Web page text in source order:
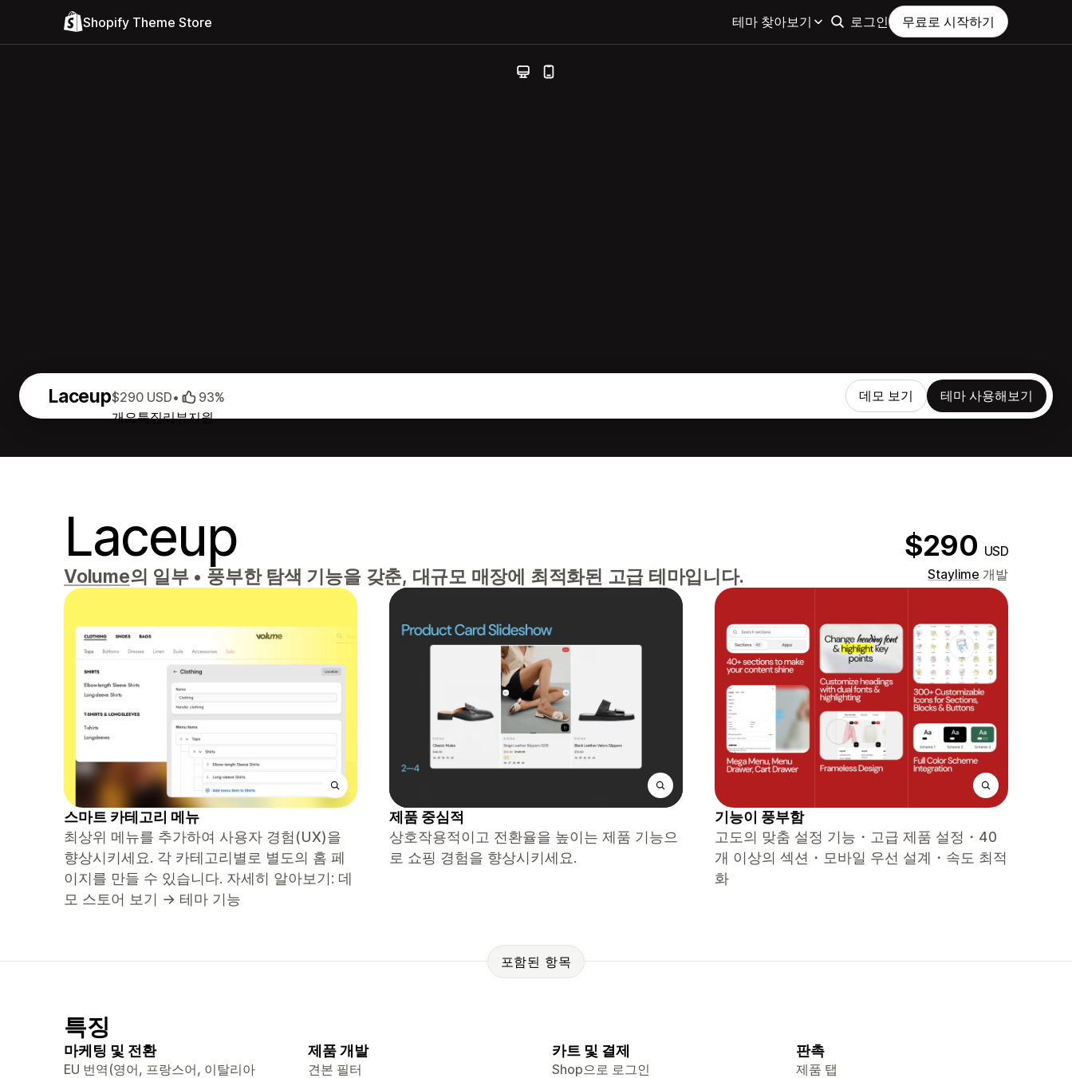
Shopify Theme Store 테마 찾아보기 로그인 무료로 시작하기
Laceup
개요특징리뷰지원
$290 USD• 93% 데모 보기 테마 사용해보기
Laceup $290 USD
Volume의 일부 • 풍부한 탐색 기능을 갖춘, 대규모 매장에 최적화된 고급 테마입니다. Staylime 개발
스마트 카테고리 메뉴
최상위 메뉴를 추가하여 사용자 경험(UX)을
향상시키세요. 각 카테고리별로 별도의 홈 페
이지를 만들 수 있습니다. 자세히 알아보기: 데
모 스토어 보기 → 테마 기능
제품 중심적
상호작용적이고 전환율을 높이는 제품 기능으
로 쇼핑 경험을 향상시키세요.
기능이 풍부함
고도의 맞춤 설정 기능・고급 제품 설정・40
개 이상의 섹션・모바일 우선 설계・속도 최적
화
포함된 항목
특징
마케팅 및 전환
EU 번역(영어, 프랑스어, 이탈리아
제품 개발
견본 필터
카트 및 결제
Shop으로 로그인
판촉
제품 탭